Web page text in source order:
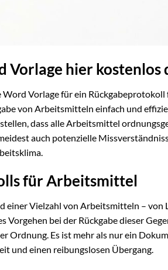
hier kostenlos
Vorlage für ein
von Arbeitsmitteln einfach und
dass alle Arbeitsmittel
auch potenzielle
für Arbeitsmittel
Vielzahl von Arbeitsmitteln – von
bei der Rückgabe dieser
Ordnung. Es ist mehr als nur ein
und einen reibungslosen Übergang.